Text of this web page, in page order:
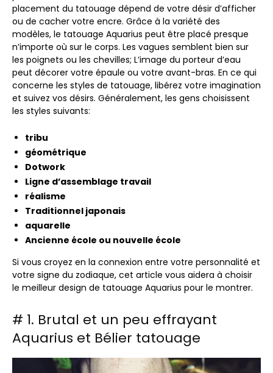
placement du tatouage dépend de votre désir d’afficher
ou de cacher votre encre. Grâce à la variété des
modèles, le tatouage Aquarius peut être placé presque
n’importe où sur le corps. Les vagues semblent bien sur
les poignets ou les chevilles; L’image du porteur d’eau
peut décorer votre épaule ou votre avant-bras. En ce qui
concerne les styles de tatouage, libérez votre imagination
et suivez vos désirs. Généralement, les gens choisissent
les styles suivants:
tribu
géométrique
Dotwork
Ligne d’assemblage travail
réalisme
Traditionnel japonais
aquarelle
Ancienne école ou nouvelle école
Si vous croyez en la connexion entre votre personnalité et
votre signe du zodiaque, cet article vous aidera à choisir
le meilleur design de tatouage Aquarius pour le montrer.
# 1. Brutal et un peu effrayant
Aquarius et Bélier tatouage